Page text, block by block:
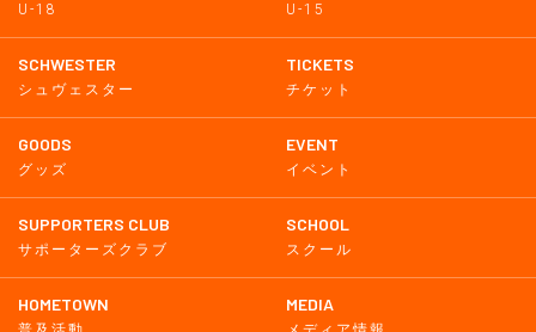
U-18 U-15
SCHWESTER
シュヴェスター
TICKETS
チケット
GOODS
グッズ
EVENT
イベント
SUPPORTERS CLUB
サポーターズクラブ
SCHOOL
スクール
HOMETOWN MEDIA